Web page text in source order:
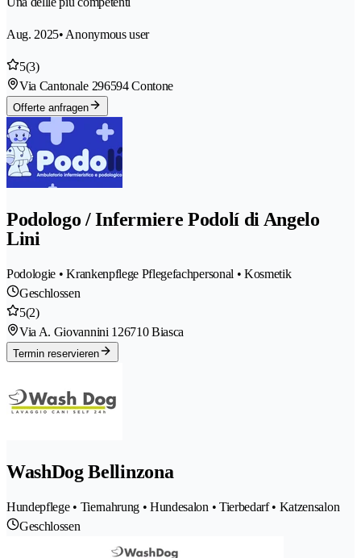
Aug. 2025• Anonymous user
5(3)
Via Cantonale 296594 Contone
Offerte anfragen
Podologo / Infermiere Podolí di Angelo
Lini
Podologie • Krankenpflege Pflegefachpersonal • Kosmetik
Geschlossen
5(2)
Via A. Giovannini 126710 Biasca
Termin reservieren
WashDog Bellinzona
Hundepflege • Tiernahrung • Hundesalon • Tierbedarf • Katzensalon
Geschlossen